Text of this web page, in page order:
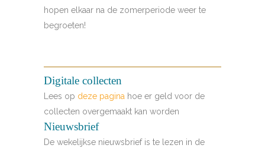
hopen elkaar na de zomerperiode weer te
begroeten!
Digitale collecten
Lees op deze pagina hoe er geld voor de
collecten overgemaakt kan worden
Nieuwsbrief
De wekelijkse nieuwsbrief is te lezen in de